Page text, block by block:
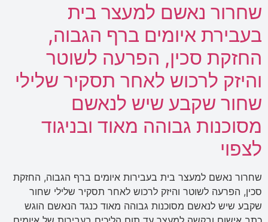
שחרור נאשם למעצר בית
בעבירת איומים ברף הגבוה,
החזקת סכין, הפרעה לשוטר
והיזק לרכוש לאחר תסקיר שלילי
שחור שקבע שיש לנאשם
מסוכנות גבוהה מאוד ובניגוד
לצפוי
שחרור נאשם למעצר בית בעבירות איומים ברף הגבוה, החזקת
סכין, הפרעה לשוטר והיזק לרכוש לאחר תסקיר שלילי שחור
שקבע שיש לנאשם מסוכנות גבוהה מאוד כנגד הנאשם הוגש